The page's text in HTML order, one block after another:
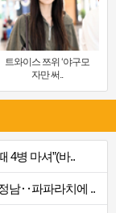
트와이스 쯔위 ‘야구모
자만 써..
4병 마셔”(바..
남‥파파라치에 ..